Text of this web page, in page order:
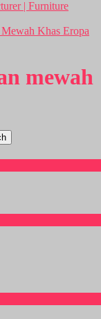
Khas Eropa
mewah